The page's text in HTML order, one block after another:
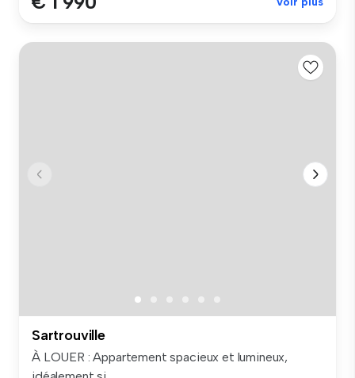
Sartrouville
À LOUER : Appartement spacieux et lumineux,